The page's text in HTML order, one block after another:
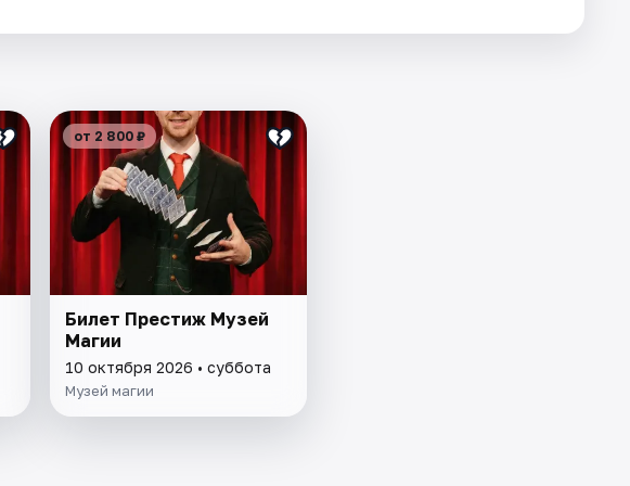
от 2 800 ₽
Билет Престиж Музей
Магии
10 октября 2026 • суббота
Музей магии